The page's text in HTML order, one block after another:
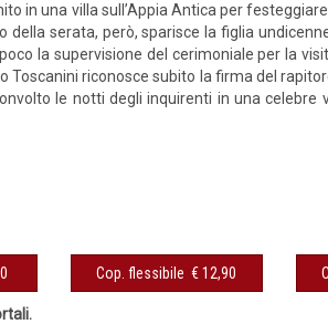
in una villa sull’Appia Antica per
serata, però, sparisce la figlia
la supervisione del cerimoniale per la
Toscanini riconosce subito la firma del
le notti degli inquirenti in una celebre
Cop. flessibile € 12,90